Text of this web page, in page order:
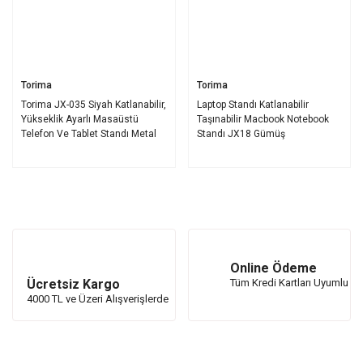
Torima
Torima JX-035 Siyah Katlanabilir,
Yükseklik Ayarlı Masaüstü
Telefon Ve Tablet Standı Metal
Torima
Laptop Standı Katlanabilir
Taşınabilir Macbook Notebook
Standı JX18 Gümüş
Ücretsiz Kargo
4000 TL ve Üzeri Alışverişlerde
Online Ödeme
Tüm Kredi Kartları Uyumlu